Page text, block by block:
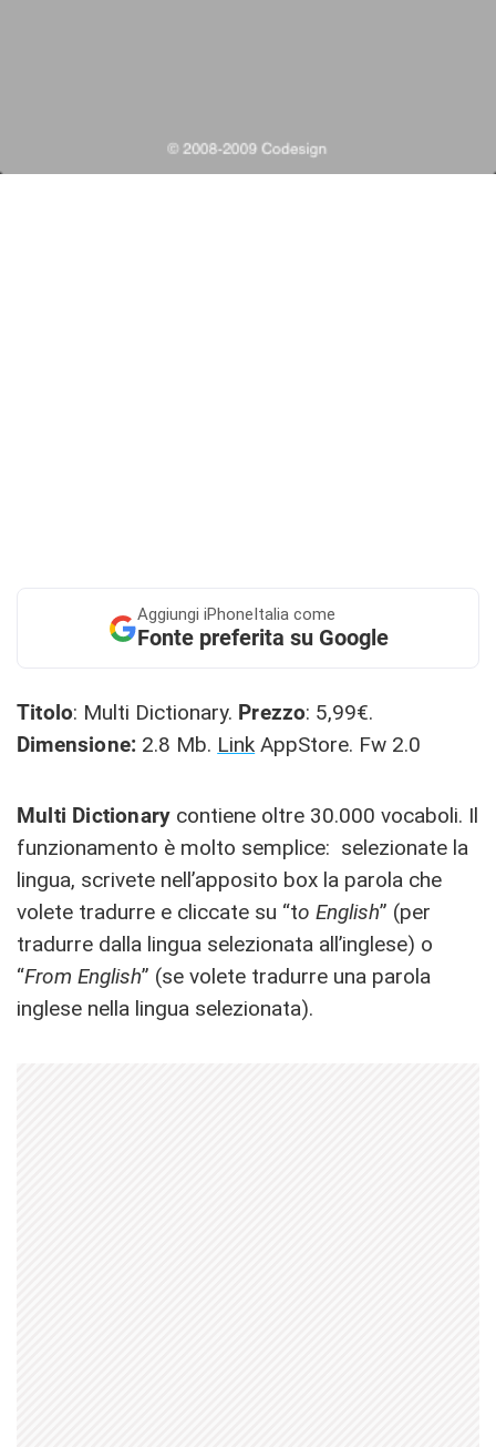
Aggiungi iPhoneItalia come
Fonte preferita su Google
Titolo: Multi Dictionary. Prezzo: 5,99€.
Dimensione: 2.8 Mb. Link AppStore. Fw 2.0
Multi Dictionary contiene oltre 30.000 vocaboli. Il
funzionamento è molto semplice: selezionate la
lingua, scrivete nell’apposito box la parola che
volete tradurre e cliccate su “to English” (per
tradurre dalla lingua selezionata all’inglese) o
“From English” (se volete tradurre una parola
inglese nella lingua selezionata).